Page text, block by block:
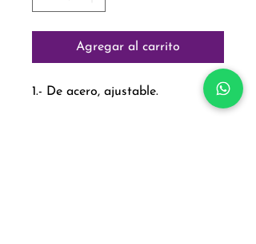
Agregar al carrito
1.- De acero, ajustable.